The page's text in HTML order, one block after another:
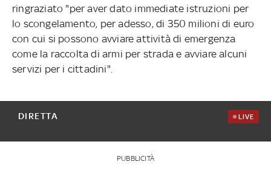
ringraziato "per aver dato immediate istruzioni per
lo scongelamento, per adesso, di 350 milioni di euro
con cui si possono avviare attività di emergenza
come la raccolta di armi per strada e avviare alcuni
servizi per i cittadini".
DIRETTA LIVE
PUBBLICITÀ